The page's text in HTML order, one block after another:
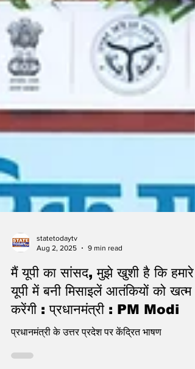
Aug 2, 2025
9 min read
मैं यूपी का सांसद, मुझे खुशी है कि हमारे
यूपी में बनी मिसाइलें आतंकियों को खत्म
करेंगी : प्रधानमंत्री : PM Modi